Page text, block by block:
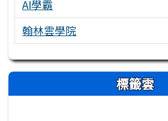
AI學霸
翰林雲學院
右邊區域內容 標籤雲